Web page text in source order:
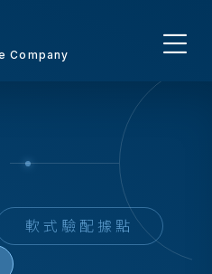
Company
軟式驗配據點